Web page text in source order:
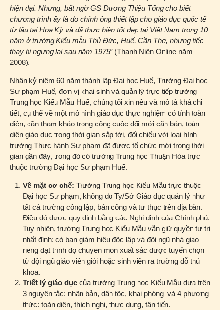
hiện đại. Nhưng, bất ngờ GS Dương Thiệu Tống cho biết
chương trình ấy là do chính ông thiết lập cho giáo dục quốc tế
từ lâu tại Hoa Kỳ và đã thực hiện tốt đẹp tại Việt Nam trong 10
năm ở trường Kiểu mẫu Thủ Đức, Huế, Cần Thơ, nhưng tiếc
thay bị ngưng lại sau năm 1975”(Thanh Niên Online năm
2008).
Nhân kỷ niệm 60 năm thành lập Đại học Huế, Trường Đại học
Sư phạm Huế, đơn vị khai sinh và quản lý trực tiếp trường
Trung học Kiểu Mẫu Huế, chúng tôi xin nêu và mô tả khá chi
tiết, cụ thể về một mô hình giáo dục thực nghiệm có tính toàn
diện, cần tham khảo trong công cuộc đổi mới căn bản, toàn
diện giáo dục trong thời gian sắp tới, đối chiếu với loại hình
trường Thực hành Sư phạm đã được tổ chức mới trong thời
gian gần đây, trong đó có trường Trung học Thuận Hóa trực
thuộc trường Đại học Sư phạm Huế.
Về mặt cơ chế: Trường Trung học Kiểu Mẫu trực thuộc
Đại học Sư phạm, không do Ty/Sở Giáo dục quản lý như
tất cả trường công lập, bán công và tư thục trên địa bàn.
Điều đó được quy định bằng các Nghị định của Chính phủ.
Tuy nhiên, trường Trung học Kiểu Mẫu vẫn giữ quyền tự trị
nhất định: có ban giám hiệu độc lập và đội ngũ nhà giáo
riêng đạt trình độ chuyên môn xuất sắc được tuyển chọn
từ đội ngũ giáo viên giỏi hoặc sinh viên ra trường đỗ thủ
khoa.
Triết lý giáo dụccủa trường Trung học Kiểu Mẫu dựa trên
3 nguyên tắc: nhân bản, dân tộc, khai phóng và 4 phương
thức: toàn diện, thích nghi, thực dụng, tân tiến.